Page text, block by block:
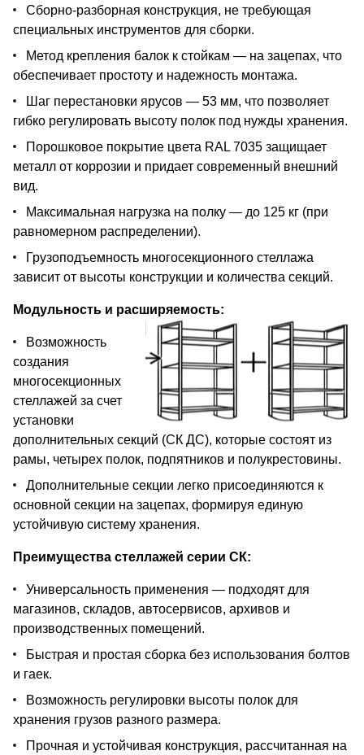
Сборно-разборная конструкция, не требующая
специальных инструментов для сборки.
Метод крепления балок к стойкам — на зацепах, что
обеспечивает простоту и надежность монтажа.
Шаг перестановки ярусов — 53 мм, что позволяет
гибко регулировать высоту полок под нужды хранения.
Порошковое покрытие цвета RAL 7035 защищает
металл от коррозии и придает современный внешний
вид.
Максимальная нагрузка на полку — до 125 кг (при
равномерном распределении).
Грузоподъемность многосекционного стеллажа
зависит от высоты конструкции и количества секций.
Модульность и расширяемость:
Возможность
создания
многосекционных
стеллажей за счет
установки
дополнительных секций (СК ДС), которые состоят из
рамы, четырех полок, подпятников и полукрестовины.
Дополнительные секции легко присоединяются к
основной секции на зацепах, формируя единую
устойчивую систему хранения.
Преимущества стеллажей серии СК:
Универсальность применения — подходят для
магазинов, складов, автосервисов, архивов и
производственных помещений.
Быстрая и простая сборка без использования болтов
и гаек.
Возможность регулировки высоты полок для
хранения грузов разного размера.
Прочная и устойчивая конструкция, рассчитанная на